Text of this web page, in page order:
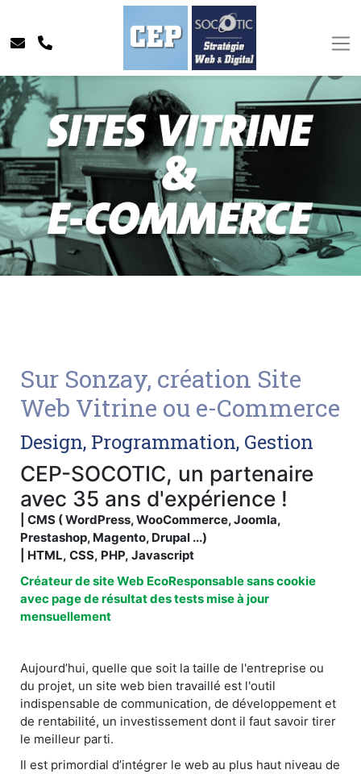
Sur Sonzay, création Site
Web Vitrine ou e-Commerce
Design, Programmation, Gestion
CEP-SOCOTIC, un partenaire
avec 35 ans d'expérience !
| CMS ( WordPress, WooCommerce, Joomla,
Prestashop, Magento, Drupal ...)
| HTML, CSS, PHP, Javascript
Créateur de site Web EcoResponsable sans cookie
avec page de résultat des tests mise à jour
mensuellement
Aujourd’hui, quelle que soit la taille de l'entreprise ou
du projet, un site web bien travaillé est l'outil
indispensable de communication, de développement et
de rentabilité, un investissement dont il faut savoir tirer
le meilleur parti.
Il est primordial d’intégrer le web au plus haut niveau de